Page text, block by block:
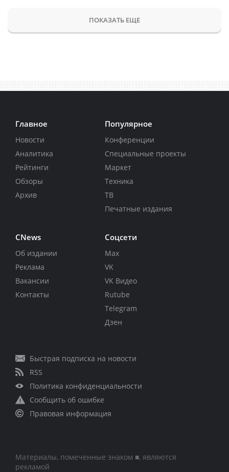
ПОКАЗАТЬ ЕЩЕ
Главное
Новости
Аналитика
Рейтинги
Обзоры
Архив
Популярное
Конференции
Специальные проекты
Маркет
Техника
ТВ
Печатные издания
CNews
Об издании
Реклама
Вакансии
Контакты
Соцсети
Max
VK
VK Видео
Rutube
Telegram
Дзен
Быстрая подписка на новости
RSS
Политика конфиденциальности
Сообщить об ошибке
Правовая информация
Материалы, помеченные знаком ■, являются
рекламой